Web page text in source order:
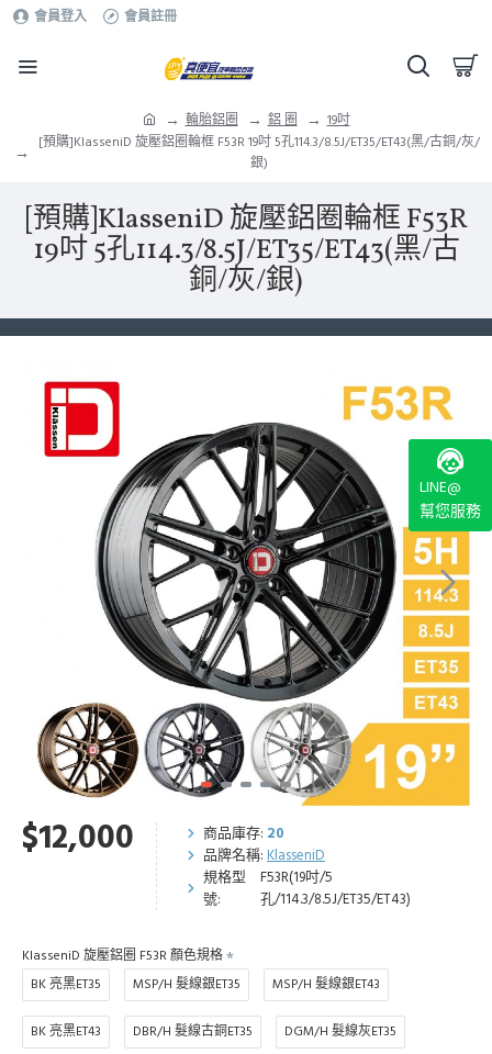
會員登入 會員註冊
輪胎鋁圈 鋁 圈
19吋
[預購]KlasseniD 旋壓鋁圈輪框 F53R 19吋 5孔114.3/8.5J/ET35/ET43(黑/古銅/灰/
銀)
[預購]KlasseniD 旋壓鋁圈輪框 F53R
19吋 5孔114.3/8.5J/ET35/ET43(黑/古
銅/灰/銀)
$12,000 商品庫存: 20
品牌名稱: KlasseniD
規格型
號:
F53R(19吋/5
孔/114.3/8.5J/ET35/ET43)
KlasseniD 旋壓鋁圈 F53R 顏色規格
BK 亮黑ET35
MSP/H 髮線銀ET35 MSP/H 髮線銀ET43
BK 亮黑ET43 DBR/H 髮線古銅ET35 DGM/H 髮線灰ET35
LINE@
幫您服務